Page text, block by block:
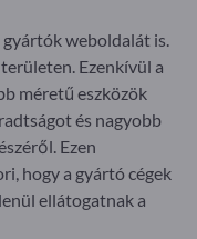
weboldalát is.
Ezenkívül a
méretű eszközök
és nagyobb
Ezen
hogy a gyártó cégek
ellátogatnak a